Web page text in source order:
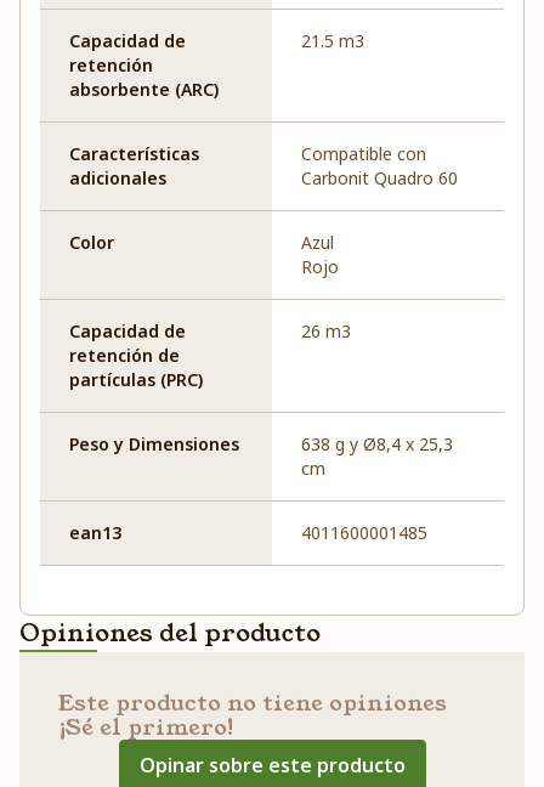
Capacidad de
retención
absorbente (ARC)
21.5 m3
Características
adicionales
Compatible con
Carbonit Quadro 60
Color
Azul
Rojo
Capacidad de
retención de
partículas (PRC)
26 m3
Peso y Dimensiones
638 g y Ø8,4 x 25,3
cm
ean13 4011600001485
Opiniones del producto
Este producto no tiene opiniones
¡Sé el primero!
Opinar sobre este producto